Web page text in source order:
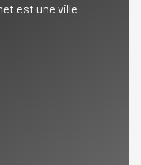
est une ville